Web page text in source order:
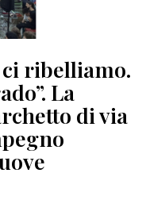
ci ribelliamo.
La
di via